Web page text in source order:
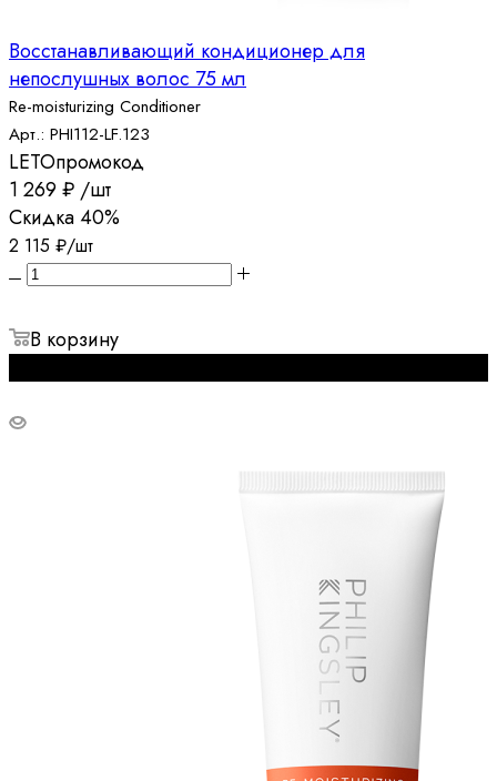
Восстанавливающий кондиционер для
непослушных волос 75 мл
Re-moisturizing Conditioner
Арт.: PHI112-LF.123
LETOпромокод
1 269 ₽ /шт
Скидка 40%
2 115 ₽/шт
В корзину